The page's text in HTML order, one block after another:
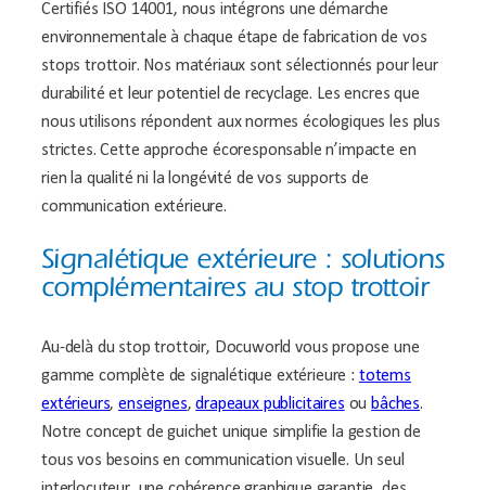
Certifiés ISO 14001, nous intégrons une démarche
environnementale à chaque étape de fabrication de vos
stops trottoir. Nos matériaux sont sélectionnés pour leur
durabilité et leur potentiel de recyclage. Les encres que
nous utilisons répondent aux normes écologiques les plus
strictes. Cette approche écoresponsable n’impacte en
rien la qualité ni la longévité de vos supports de
communication extérieure.
Signalétique extérieure : solutions
complémentaires au stop trottoir
Au-delà du stop trottoir, Docuworld vous propose une
gamme complète de signalétique extérieure : totems
extérieurs,enseignes,drapeaux publicitaires ou bâches.
Notre concept de guichet unique simplifie la gestion de
tous vos besoins en communication visuelle. Un seul